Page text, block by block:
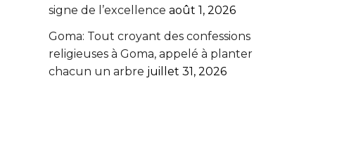
signe de l’excellence août 1, 2026
Goma: Tout croyant des confessions
religieuses à Goma, appelé à planter
chacun un arbre juillet 31, 2026